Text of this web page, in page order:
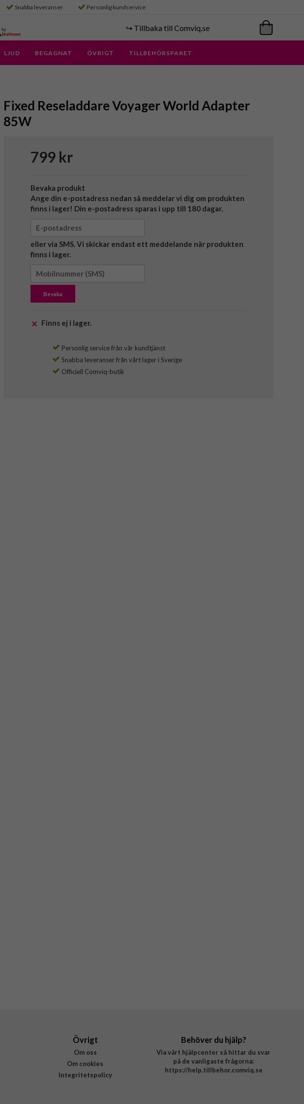
Snabba leveranser Personlig kundservice
↪️ Tillbaka till Comviq.se
LJUD BEGAGNAT ÖVRIGT TILLBEHÖRSPAKET
Fixed Reseladdare Voyager World Adapter
85W
799 kr
Bevaka produkt
Ange din e-postadress nedan så meddelar vi dig om produkten
finns i lager! Din e-postadress sparas i upp till 180 dagar.
eller via SMS. Vi skickar endast ett meddelande när produkten
finns i lager.
Bevaka
Finns ej i lager.
Personlig service från vår kundtjänst
Snabba leveranser från vårt lager i Sverige
Officiell Comviq-butik
Övrigt
Om oss
Om cookies
Integritetspolicy
Behöver du hjälp?
Via vårt hjälpcenter så hittar du svar
på de vanligaste frågorna:
https://help.tillbehor.comviq.se